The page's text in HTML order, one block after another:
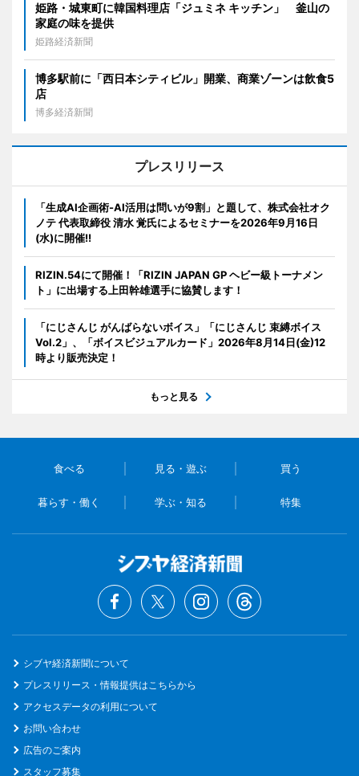
姫路・城東町に韓国料理店「ジュミネ キッチン」 釜山の
家庭の味を提供
姫路経済新聞
博多駅前に「西日本シティビル」開業、商業ゾーンは飲食5
店
博多経済新聞
プレスリリース
「生成AI企画術-AI活用は問いが9割」と題して、株式会社オク
ノテ 代表取締役 清水 覚氏によるセミナーを2026年9月16日
(水)に開催!!
RIZIN.54にて開催！「RIZIN JAPAN GP ヘビー級トーナメン
ト」に出場する上田幹雄選手に協賛します！
「にじさんじ がんばらないボイス」「にじさんじ 束縛ボイス
Vol.2」、「ボイスビジュアルカード」2026年8月14日(金)12
時より販売決定！
もっと見る
食べる 見る・遊ぶ 買う
暮らす・働く 学ぶ・知る 特集
シブヤ経済新聞について
プレスリリース・情報提供はこちらから
アクセスデータの利用について
お問い合わせ
広告のご案内
スタッフ募集